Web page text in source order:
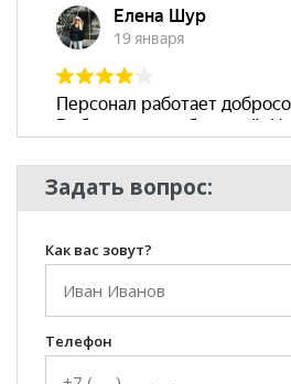
Задать вопрос:
Как вас зовут?
Телефон